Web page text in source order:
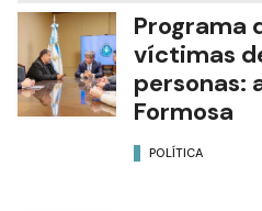
Programa
víctimas
personas:
Formosa
POLÍTICA